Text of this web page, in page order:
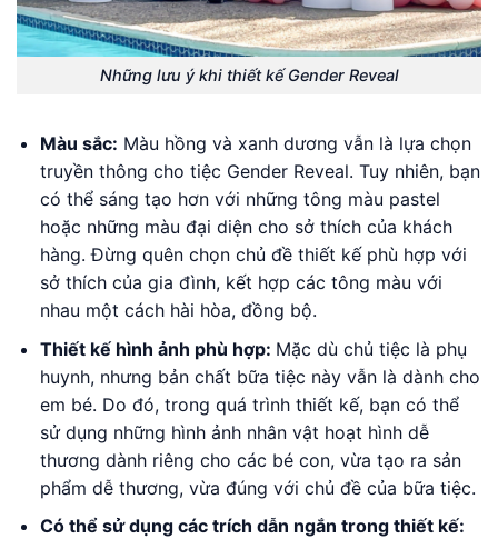
Những lưu ý khi thiết kế Gender Reveal
Màu sắc: Màu hồng và xanh dương vẫn là lựa chọn
truyền thông cho tiệc Gender Reveal. Tuy nhiên, bạn
có thể sáng tạo hơn với những tông màu pastel
hoặc những màu đại diện cho sở thích của khách
hàng. Đừng quên chọn chủ đề thiết kế phù hợp với
sở thích của gia đình, kết hợp các tông màu với
nhau một cách hài hòa, đồng bộ.
Thiết kế hình ảnh phù hợp: Mặc dù chủ tiệc là phụ
huynh, nhưng bản chất bữa tiệc này vẫn là dành cho
em bé. Do đó, trong quá trình thiết kế, bạn có thể
sử dụng những hình ảnh nhân vật hoạt hình dễ
thương dành riêng cho các bé con, vừa tạo ra sản
phẩm dễ thương, vừa đúng với chủ đề của bữa tiệc.
Có thể sử dụng các trích dẫn ngắn trong thiết kế: